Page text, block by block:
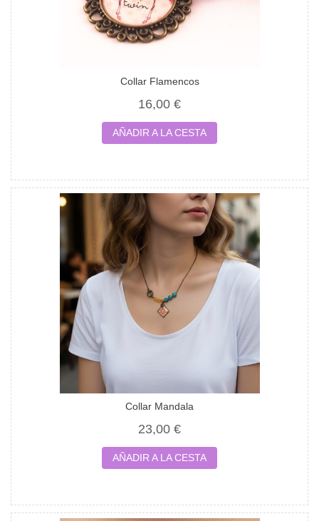
Collar Flamencos
16,00 €
AÑADIR A LA CESTA
Collar Mandala
23,00 €
AÑADIR A LA CESTA